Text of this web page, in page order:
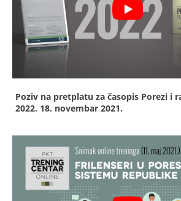
Poziv na pretplatu za časopis Porezi i
2022. 18. novembar 2021.